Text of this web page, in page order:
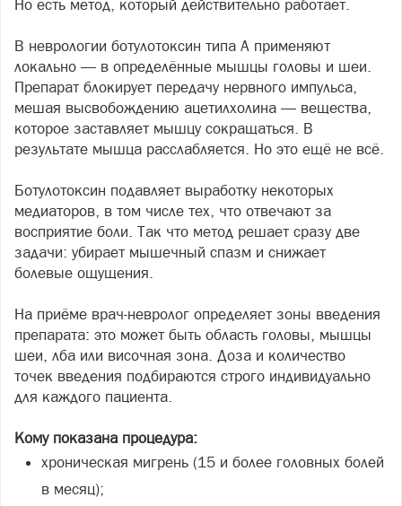
Но есть метод, который действительно работает.
В неврологии ботулотоксин типа А применяют
локально — в определённые мышцы головы и шеи.
Препарат блокирует передачу нервного импульса,
мешая высвобождению ацетилхолина — вещества,
которое заставляет мышцу сокращаться. В
результате мышца расслабляется. Но это ещё не всё.
Ботулотоксин подавляет выработку некоторых
медиаторов, в том числе тех, что отвечают за
восприятие боли. Так что метод решает сразу две
задачи: убирает мышечный спазм и снижает
болевые ощущения.
На приёме врач-невролог определяет зоны введения
препарата: это может быть область головы, мышцы
шеи, лба или височная зона. Доза и количество
точек введения подбираются строго индивидуально
для каждого пациента.
Кому показана процедура:
хроническая мигрень (15 и более головных болей
в месяц);